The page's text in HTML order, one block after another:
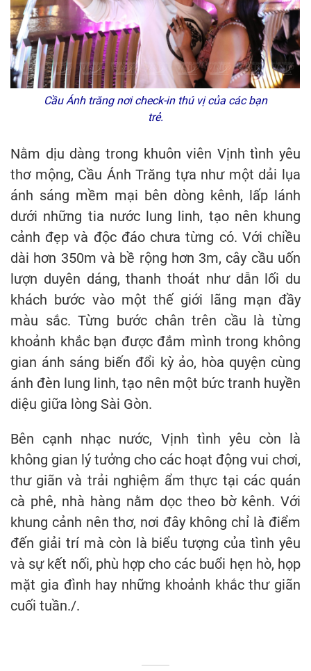
Cầu Ánh trăng nơi check-in thú vị của các bạn
trẻ.
Nằm dịu dàng trong khuôn viên Vịnh tình yêu
thơ mộng, Cầu Ánh Trăng tựa như một dải lụa
ánh sáng mềm mại bên dòng kênh, lấp lánh
dưới những tia nước lung linh, tạo nên khung
cảnh đẹp và độc đáo chưa từng có. Với chiều
dài hơn 350m và bề rộng hơn 3m, cây cầu uốn
lượn duyên dáng, thanh thoát như dẫn lối du
khách bước vào một thế giới lãng mạn đầy
màu sắc. Từng bước chân trên cầu là từng
khoảnh khắc bạn được đắm mình trong không
gian ánh sáng biến đổi kỳ ảo, hòa quyện cùng
ánh đèn lung linh, tạo nên một bức tranh huyền
diệu giữa lòng Sài Gòn.
Bên cạnh nhạc nước, Vịnh tình yêu còn là
không gian lý tưởng cho các hoạt động vui chơi,
thư giãn và trải nghiệm ẩm thực tại các quán
cà phê, nhà hàng nằm dọc theo bờ kênh. Với
khung cảnh nên thơ, nơi đây không chỉ là điểm
đến giải trí mà còn là biểu tượng của tình yêu
và sự kết nối, phù hợp cho các buổi hẹn hò, họp
mặt gia đình hay những khoảnh khắc thư giãn
cuối tuần./.